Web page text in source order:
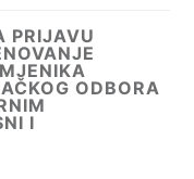
PRIJAVU
ODBORA
I